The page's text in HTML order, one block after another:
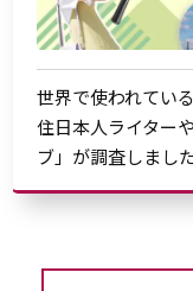
世界で使われてい
住日本人ライター
ブ」が調査しました